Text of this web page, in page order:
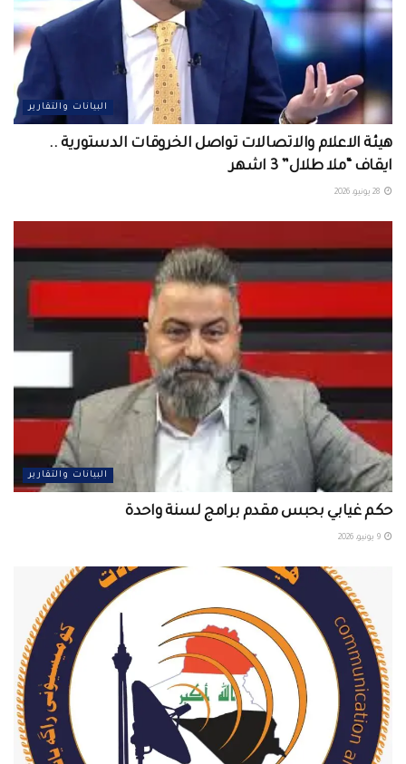
البيانات والتقارير
هيئة الاعلام والاتصالات تواصل الخروقات الدستورية ..
ايقاف “ملا طلال” 3 اشهر
البيانات والتقارير
حكم غيابي بحبس مقدم برامج لسنة واحدة